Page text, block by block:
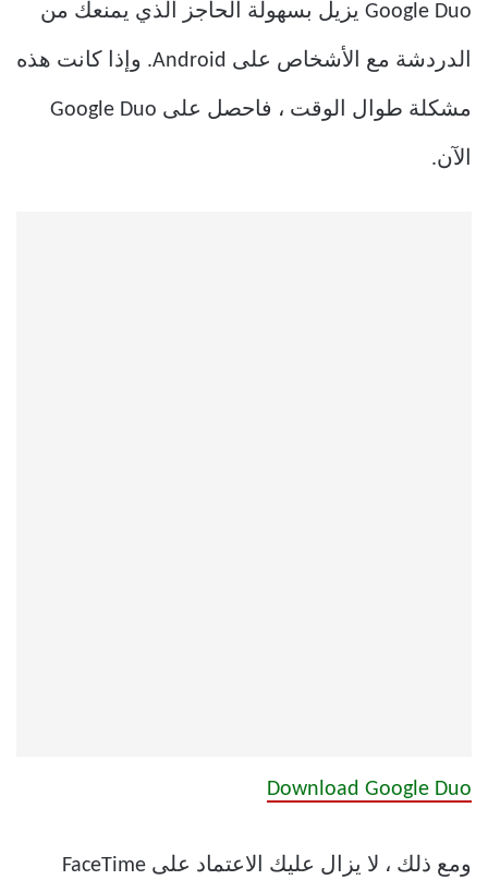
Google Duo يزيل بسهولة الحاجز الذي يمنعك من
الدردشة مع الأشخاص على Android. وإذا كانت هذه
مشكلة طوال الوقت ، فاحصل على Google Duo
الآن.
Download Google Duo
ومع ذلك ، لا يزال عليك الاعتماد على FaceTime